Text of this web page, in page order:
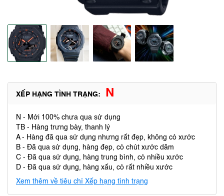
XẾP HẠNG TÌNH TRẠNG: N
N - Mới 100% chưa qua sử dụng
TB - Hàng trưng bày, thanh lý
A - Hàng đã qua sử dụng nhưng rất đẹp, không có xước
B - Đã qua sử dụng, hàng đẹp, có chút xước dăm
C - Đã qua sử dụng, hàng trung bình, có nhiều xước
D - Đã qua sử dụng, hàng xấu, có rất nhiều xước
Xem thêm về tiêu chí Xếp hạng tình trạng